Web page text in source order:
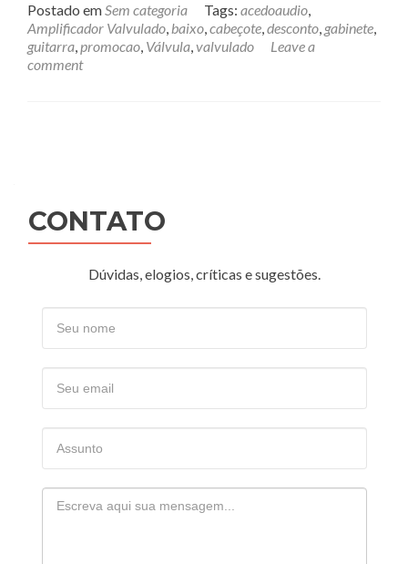
Postado emSem categoria Tags: acedoaudio,
Amplificador Valvulado, baixo,cabeçote,desconto, gabinete,
guitarra,promocao, Válvula,valvulado
Leave a
comment
CONTATO
Dúvidas, elogios, críticas e sugestões.